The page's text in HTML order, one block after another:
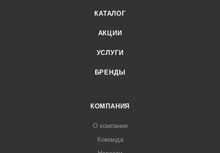
КАТАЛОГ
АКЦИИ
УСЛУГИ
БРЕНДЫ
КОМПАНИЯ
О компании
Команда